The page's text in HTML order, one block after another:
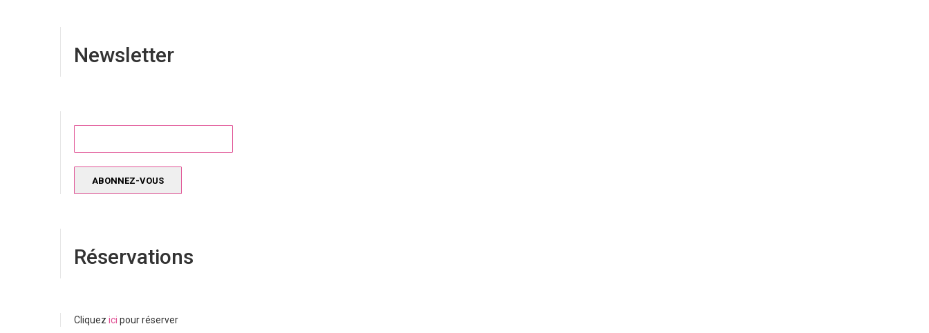
Newsletter
Réservations
Cliquez ici pour réserver